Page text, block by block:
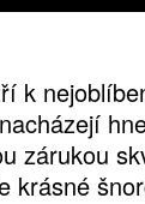
k
zárukou
krásné